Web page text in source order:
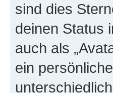
sind dies
deinen Status
auch als
ein